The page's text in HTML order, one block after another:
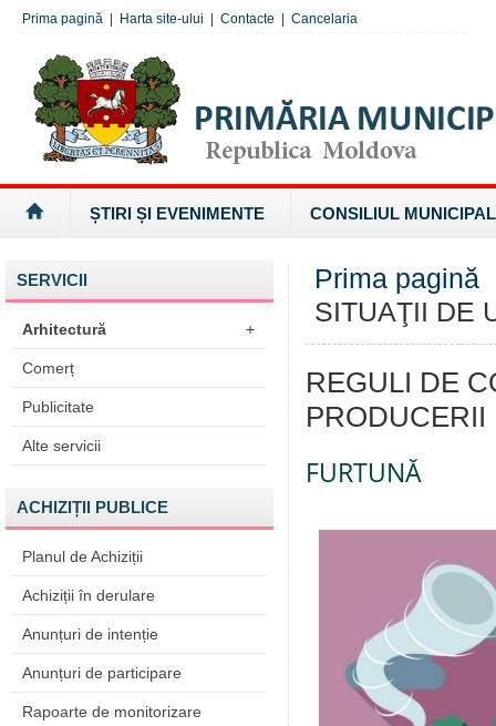
Prima pagină Harta site-ului Contacte Cancelaria
ȘTIRI ȘI EVENIMENTE CONSILIUL MUNICIPAL
SERVICII
Arhitectură +
Comerț
Publicitate
Alte servicii
ACHIZIȚII PUBLICE
Planul de Achiziții
Achiziții în derulare
Anunțuri de intenție
Anunțuri de participare
Rapoarte de monitorizare
Prima pagină
SITUAŢII DE
REGULI DE
FURTUNĂ